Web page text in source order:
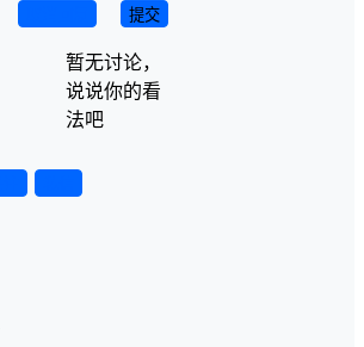
提交
暂无讨论，
说说你的看
法吧